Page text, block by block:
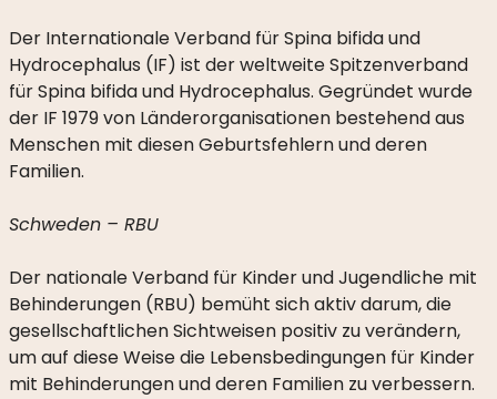
WAS
WIR
MACHEN
MISSION
EIN
GLOBALES
NETZWERK
UND
WISSENSZENTRUM
Der Internationale Verband für Spina bifida und
Hydrocephalus (IF) ist der weltweite Spitzenverband
für Spina bifida und Hydrocephalus. Gegründet wurde
der IF 1979 von Länderorganisationen bestehend aus
Menschen mit diesen Geburtsfehlern und deren
Familien.
Schweden – RBU
Der nationale Verband für Kinder und Jugendliche mit
Behinderungen (RBU) bemüht sich aktiv darum, die
gesellschaftlichen Sichtweisen positiv zu verändern,
um auf diese Weise die Lebensbedingungen für Kinder
mit Behinderungen und deren Familien zu verbessern.